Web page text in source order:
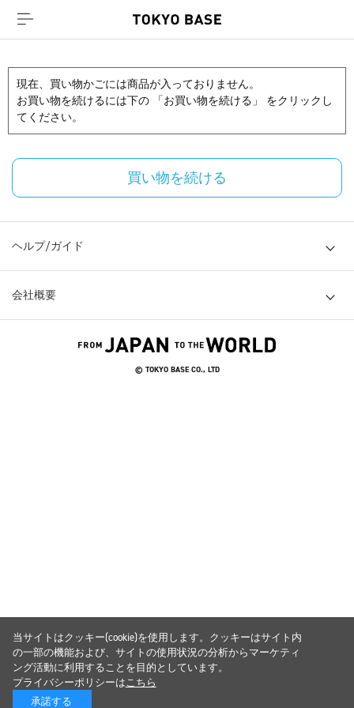
現在、買い物かごには商品が入っておりません。
お買い物を続けるには下の 「お買い物を続ける」 をクリックし
てください。
買い物を続ける
ヘルプ/ガイド
会社概要
© TOKYO BASE CO., LTD
当サイトはクッキー(cookie)を使用します。クッキーはサイト内
の一部の機能および、サイトの使用状況の分析からマーケティ
ング活動に利用することを目的としています。
プライバシーポリシーはこちら
承諾する